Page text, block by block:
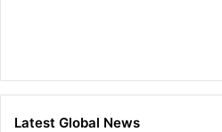
Latest Global News